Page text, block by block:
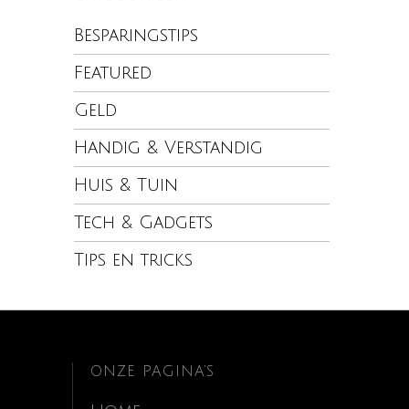
Besparingstips
Featured
Geld
Handig & Verstandig
Huis & Tuin
Tech & Gadgets
Tips en tricks
ONZE PAGINA’S